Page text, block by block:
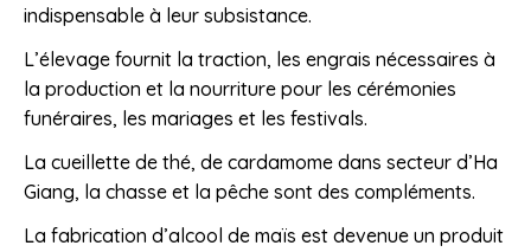
indispensable à leur subsistance.
L’élevage fournit la traction, les engrais nécessaires à
la production et la nourriture pour les cérémonies
funéraires, les mariages et les festivals.
La cueillette de thé, de cardamome dans secteur d’Ha
Giang, la chasse et la pêche sont des compléments.
La fabrication d’alcool de maïs est devenue un produit